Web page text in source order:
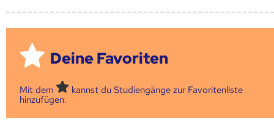
Deine Favoriten
Mit dem
kannst du Studiengänge zur Favoritenliste
hinzufügen.